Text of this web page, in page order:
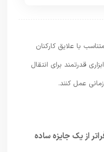
با علایق کارکنان
قدرتمند برای انتقال
عمل کنند.